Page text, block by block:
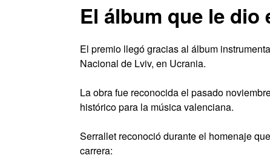
El álbum que le dio
El premio llegó gracias al álbum
Nacional de Lviv, en Ucrania.
La obra fue reconocida el pasado
histórico para la música valenciana.
Serrallet reconoció durante el homenaje
carrera: